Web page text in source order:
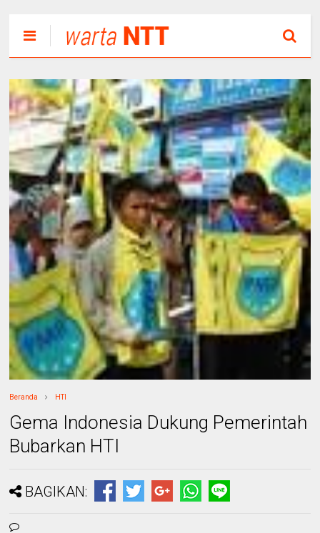
Beranda HTI
Gema Indonesia Dukung Pemerintah
Bubarkan HTI
BAGIKAN: